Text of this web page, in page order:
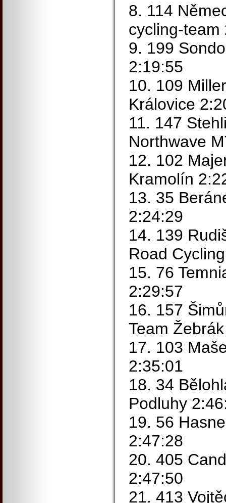
8. 114
cycling-team
9. 199
2:19:55
10. 109
Královice
11. 147
Northwave
12. 102
Kramolín
13. 35
2:24:29
14. 139
Road
15. 76
2:29:57
16. 157
Team
17. 103
2:35:01
18. 34
Podluhy
19. 56
2:47:28
20. 405
2:47:50
21. 413